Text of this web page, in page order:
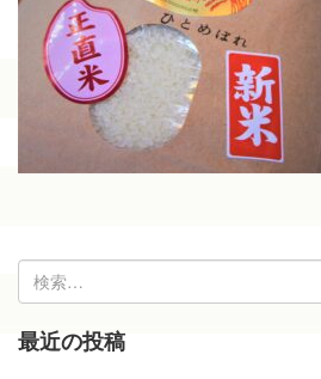
検
索:
最近の投稿